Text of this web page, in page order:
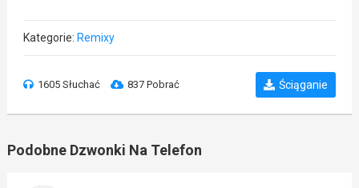
Kategorie: Remixy
1605 Słuchać 837 Pobrać Ściąganie
Podobne Dzwonki Na Telefon